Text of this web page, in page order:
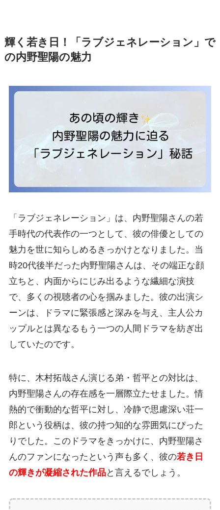
輝く若き日！「ラブジェネレーション」で
の内野聖陽の魅力
「ラブジェネレーション」は、内野聖陽さんの若
手時代の代表作の一つとして、彼の俳優としての
魅力を世に知らしめるきっかけとなりました。当
時20代後半だった内野聖陽さんは、その端正な顔
立ちと、内面からにじみ出るような繊細な演技
で、多くの視聴者の心を掴みました。彼の出演シ
ーンは、ドラマに緊張感と深みを与え、主人公カ
ップルとは異なるもう一つの人間ドラマを紡ぎ出
していたのです。
特に、木村拓哉さん演じる弟・哲平との対比は、
内野聖陽さんの存在感を一層際立たせました。情
熱的で衝動的な哲平に対し、冷静で思慮深い荘一
郎という役柄は、彼の持つ知的な雰囲気にぴった
りでした。このドラマをきっかけに、内野聖陽さ
んのファンになったという声も多く、彼の若き日
の輝きが凝縮された作品と言えるでしょう。